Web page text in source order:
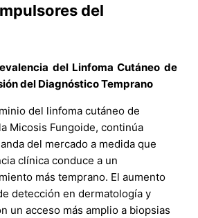
del
del Linfoma Cutáneo de
del Diagnóstico Temprano
del linfoma cutáneo de
Micosis Fungoide, continúa
del mercado a medida que
clínica conduce a un
más temprano. El aumento
detección en dermatología y
un acceso más amplio a biopsias